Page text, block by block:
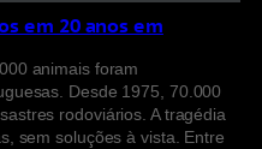
em 20 anos em
animais foram
Desde 1975, 70.000
rodoviários. A tragédia
sem soluções à vista. Entre